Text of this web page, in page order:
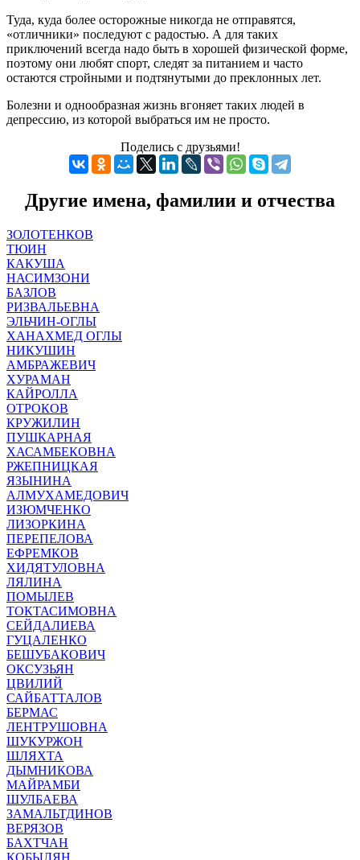
Туда, куда более осторожные никогда не отправятся,
«отличники» последуют с радостью. А для таких
приключений всегда надо быть в хорошей физической форме,
поэтому они любят спорт, следят за питанием и часто
остаются стройными и подтянутыми до преклонных лет.
Болезни и однообразная жизнь вгоняет таких людей в
депрессию, из которой выбраться им не просто.
Поделись с друзьями!
Другие имена, фамилии и отчества
ЗОЛОТЕНКОВ
ТЮИН
КАКУША
НАСИМЗОНИ
БАЗЛОВ
РИЗВАЛЬЕВНА
ЭЛЬЧИН-ОГЛЫ
ХАНАХМЕД ОГЛЫ
НИКУШИН
АМБРАЖЕВИЧ
ХУРАМАН
КАЙРОЛЛА
ОТРОКОВ
КРУЖИЛИН
ПУШКАРНАЯ
ХАСАМБЕКОВНА
РЖЕПНИЦКАЯ
ЯЗЫНИНА
АЛМУХАМЕДОВИЧ
ИЗЮМЧЕНКО
ЛИЗОРКИНА
ПЕРЕПЕЛОВА
ЕФРЕМКОВ
ХИДЯТУЛОВНА
ЛЯЛИНА
ПОМЫЛЕВ
ТОКТАСИМОВНА
СЕЙДАЛИЕВА
ГУЦАЛЕНКО
БЕШУБАКОВИЧ
ОКСУЗЬЯН
ЦВИЛИЙ
САЙБАТТАЛОВ
БЕРМАС
ЛЕНТРУШОВНА
ШУКУРЖОН
ШЛЯХТА
ДЫМНИКОВА
МАЙРАМБИ
ШУЛБАЕВА
ЗАМАЛЬТДИНОВ
ВЕРЯЗОВ
БАХТЧАН
КОБЫЛЯН